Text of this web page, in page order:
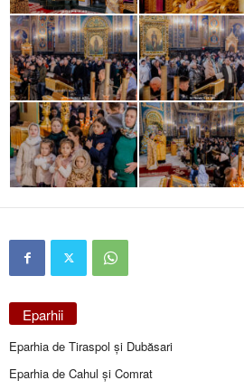
Eparhii
Eparhia de Tiraspol și Dubăsari
Eparhia de Cahul și Comrat